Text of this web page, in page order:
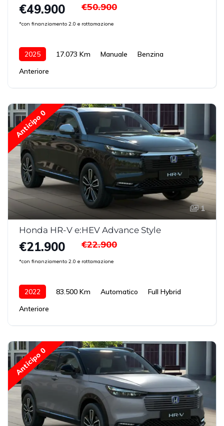
€49.900
*con finanziamento 2.0 e rottamazione
€50.900
2025 17.073 Km Manuale
Benzina
Anteriore
Anticipo 0
1
Honda HR-V e:HEV Advance Style
€21.900
*con finanziamento 2.0 e rottamazione
€22.900
2022 83.500 Km Automatico
Full Hybrid
Anteriore
Anticipo 0